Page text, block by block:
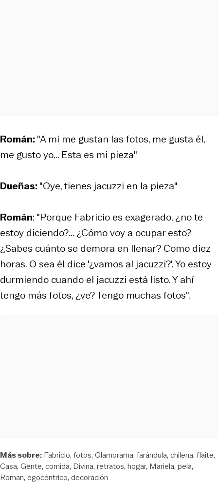
Román:"A mí me gustan las fotos, me gusta él,
me gusto yo... Esta es mi pieza"
Dueñas:"Oye, tienes jacuzzi en la pieza"
Román: "Porque Fabricio es exagerado, ¿no te
estoy diciendo?... ¿Cómo voy a ocupar esto?
¿Sabes cuánto se demora en llenar? Como diez
horas. O sea él dice '¿vamos al jacuzzi?'. Yo estoy
durmiendo cuando el jacuzzi está listo. Y ahí
tengo más fotos, ¿ve? Tengo muchas fotos".
Más sobre: Fabricio fotos Glamorama farándula chilena flaite
Casa Gente comida Divina retratos hogar Mariela pela
Roman egocéntrico decoración